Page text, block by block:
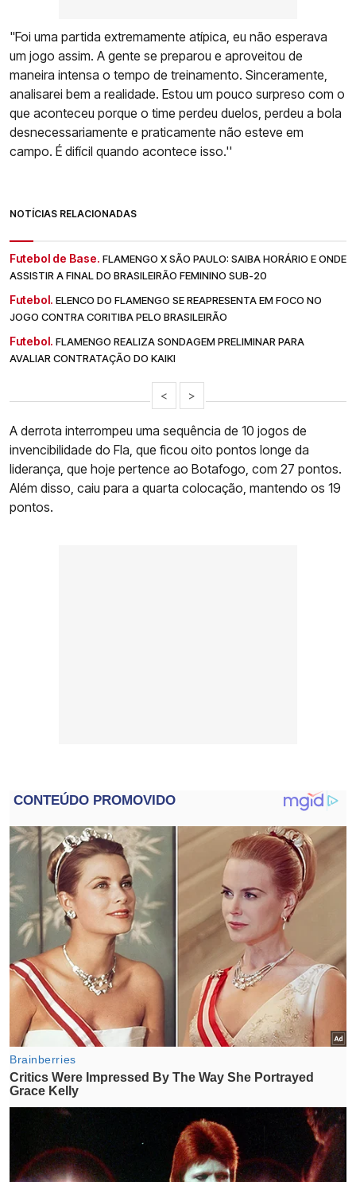
"Foi uma partida extremamente atípica, eu não esperava
um jogo assim. A gente se preparou e aproveitou de
maneira intensa o tempo de treinamento. Sinceramente,
analisarei bem a realidade. Estou um pouco surpreso com o
que aconteceu porque o time perdeu duelos, perdeu a bola
desnecessariamente e praticamente não esteve em
campo. É difícil quando acontece isso.''
NOTÍCIAS RELACIONADAS
Futebol de Base. FLAMENGO X SÃO PAULO: SAIBA HORÁRIO E ONDE
ASSISTIR A FINAL DO BRASILEIRÃO FEMININO SUB-20
Futebol. ELENCO DO FLAMENGO SE REAPRESENTA EM FOCO NO
JOGO CONTRA CORITIBA PELO BRASILEIRÃO
Futebol. FLAMENGO REALIZA SONDAGEM PRELIMINAR PARA
AVALIAR CONTRATAÇÃO DO KAIKI
< >
A derrota interrompeu uma sequência de 10 jogos de
invencibilidade do Fla, que ficou oito pontos longe da
liderança, que hoje pertence ao Botafogo, com 27 pontos.
Além disso, caiu para a quarta colocação, mantendo os 19
pontos.